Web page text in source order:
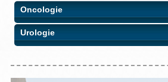
Oncologie
Urologie